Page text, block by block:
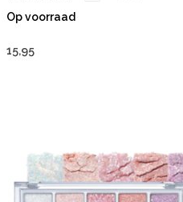
Op voorraad
15,95